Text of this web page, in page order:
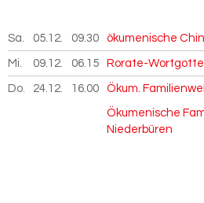
Sa. 05.12. 2026
09.30 ökumenische
Mi. 09.12. 2026
06.15 Rorate-
Do. 24.12. 2026
16.00 Ökum.
Ökumenische
Niederbüren